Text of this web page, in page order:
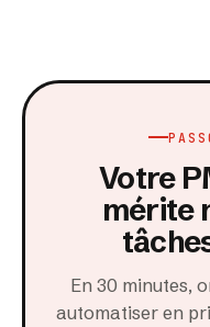
Votre
mérite
En 30 minutes,
automatiser en